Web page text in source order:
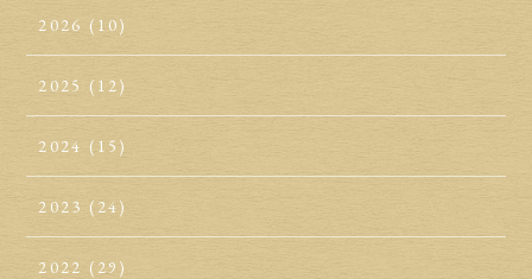
2026 (10)
2025 (12)
2024 (15)
2023 (24)
2022 (29)